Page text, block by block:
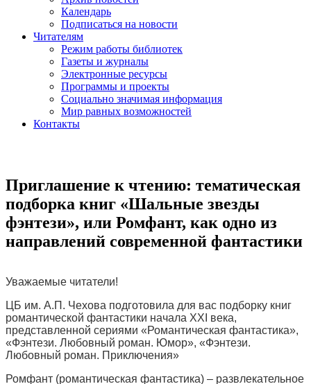
Календарь
Подписаться на новости
Читателям
Режим работы библиотек
Газеты и журналы
Электронные ресурсы
Программы и проекты
Социально значимая информация
Мир равных возможностей
Контакты
Приглашение к чтению: тематическая
подборка книг «Шальные звезды
фэнтези», или Ромфант, как одно из
направлений современной фантастики
Уважаемые читатели!
ЦБ им. А.П. Чехова подготовила для вас подборку книг
романтической фантастики начала ХХI века,
представленной сериями «Романтическая фантастика»,
«Фэнтези. Любовный роман. Юмор», «Фэнтези.
Любовный роман. Приключения»
Ромфант (романтическая фантастика) – развлекательное